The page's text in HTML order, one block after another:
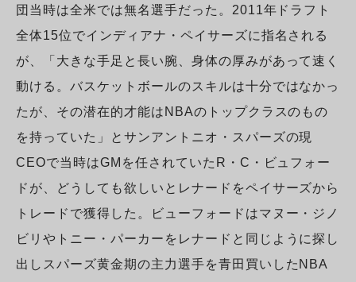
団当時は全米では無名選手だった。2011年ドラフト
全体15位でインディアナ・ペイサーズに指名される
が、「大きな手足と長い腕、身体の厚みがあって速く
動ける。バスケットボールのスキルは十分ではなかっ
たが、その潜在的才能はNBAのトップクラスのもの
を持っていた」とサンアントニオ・スパーズの現
CEOで当時はGMを任されていたR・C・ビュフォー
ドが、どうしても欲しいとレナードをペイサーズから
トレードで獲得した。ビューフォードはマヌー・ジノ
ビリやトニー・パーカーをレナードと同じように探し
出しスパーズ黄金期の主力選手を青田買いしたNBA